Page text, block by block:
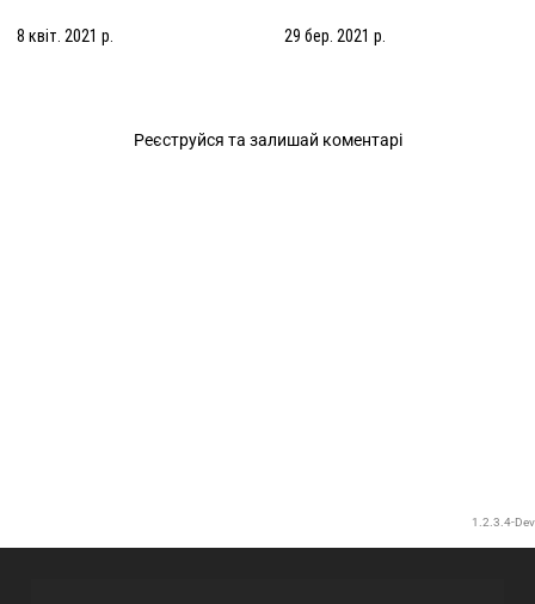
8 квіт. 2021 р. 29 бер. 2021 р.